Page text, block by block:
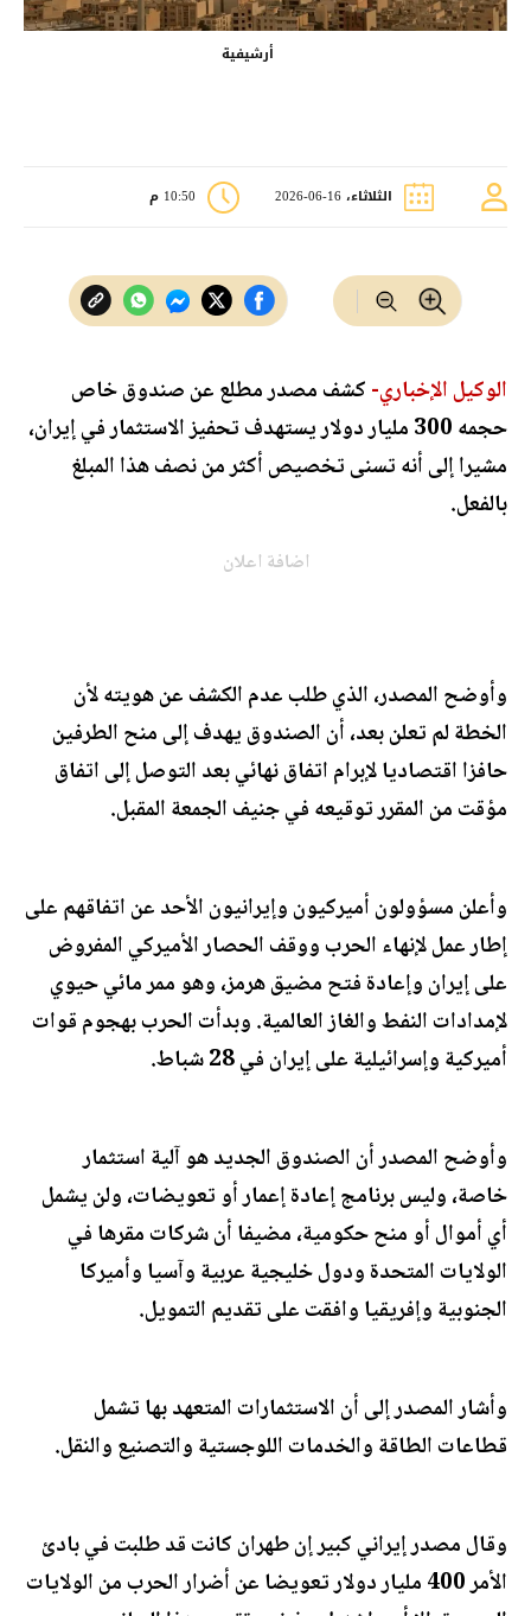
أرشيفية
الثلاثاء، 16-06-2026 10:50 م
الوكيل الإخباري-كشف مصدر مطلع عن صندوق خاص
حجمه 300 مليار دولار يستهدف تحفيز الاستثمار في إيران،
مشيرا إلى أنه تسنى تخصيص أكثر من نصف هذا المبلغ
بالفعل.
اضافة اعلان
وأوضح المصدر، الذي طلب عدم الكشف عن هويته لأن
الخطة لم تعلن بعد، أن الصندوق يهدف إلى منح الطرفين
حافزا اقتصاديا لإبرام اتفاق نهائي بعد التوصل إلى اتفاق
مؤقت من المقرر توقيعه في جنيف الجمعة المقبل.
وأعلن مسؤولون أميركيون وإيرانيون الأحد عن اتفاقهم على
إطار عمل لإنهاء الحرب ووقف الحصار الأميركي المفروض
على إيران وإعادة فتح مضيق هرمز، وهو ممر مائي حيوي
لإمدادات النفط والغاز العالمية. وبدأت الحرب بهجوم قوات
أميركية وإسرائيلية على إيران في 28 شباط.
وأوضح المصدر أن الصندوق الجديد هو آلية استثمار
خاصة، وليس برنامج إعادة إعمار أو تعويضات، ولن يشمل
أي أموال أو منح حكومية، مضيفا أن شركات مقرها في
الولايات المتحدة ودول خليجية عربية وآسيا وأميركا
الجنوبية وإفريقيا وافقت على تقديم التمويل.
وأشار المصدر إلى أن الاستثمارات المتعهد بها تشمل
قطاعات الطاقة والخدمات اللوجستية والتصنيع والنقل.
وقال مصدر إيراني كبير إن طهران كانت قد طلبت في بادئ
الأمر 400 مليار دولار تعويضا عن أضرار الحرب من الولايات